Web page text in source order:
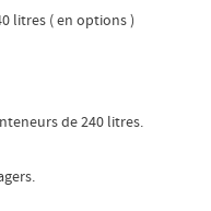
litres ( en options )
de 240 litres.